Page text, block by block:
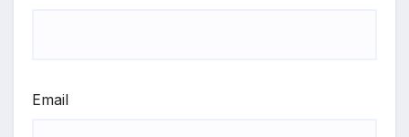
Email